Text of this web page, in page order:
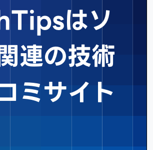
はソ
連の技術
ミサイト